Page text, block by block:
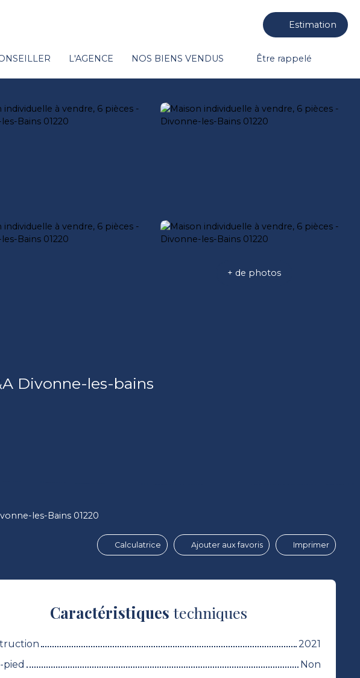
Estimation
L'AGENCE NOS BIENS VENDUS Être rappelé
+ de photos
Divonne-les-bains
les-Bains 01220
Calculatrice Ajouter aux favoris Imprimer
Caractéristiques techniques
2021
pied
Non